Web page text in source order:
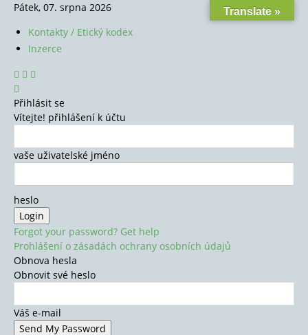
Pátek, 07. srpna 2026
Kontakty / Etický kodex
Inzerce
Přihlásit se
Vítejte! přihlášení k účtu
vaše uživatelské jméno
heslo
Forgot your password? Get help
Prohlášení o zásadách ochrany osobních údajů
Obnova hesla
Obnovit své heslo
Váš e-mail
Translate »